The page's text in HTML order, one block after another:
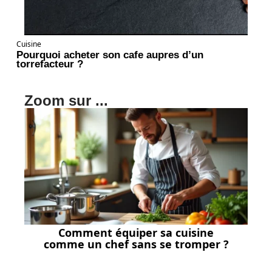
Cuisine
Pourquoi acheter son cafe aupres d’un
torrefacteur ?
Zoom sur ...
Comment équiper sa cuisine
comme un chef sans se tromper ?